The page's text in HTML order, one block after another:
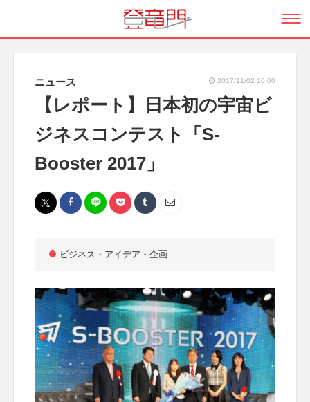
ニュース 2017/11/02 10:00
【レポート】日本初の宇宙ビ
ジネスコンテスト「S-
Booster 2017」
ビジネス・アイデア・企画